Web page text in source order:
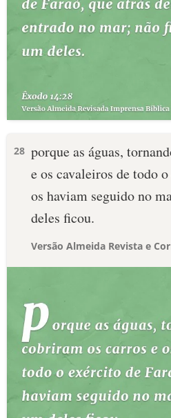
28 porque as águas,
e os cavaleiros de todo
os haviam seguido no
deles ficou.
Versão Almeida Revista e